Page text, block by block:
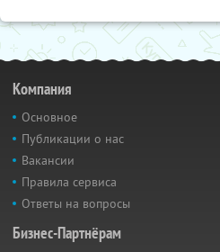
Компания
Основное
Публикации о нас
Вакансии
Правила сервиса
Ответы на вопросы
Бизнес-Партнёрам